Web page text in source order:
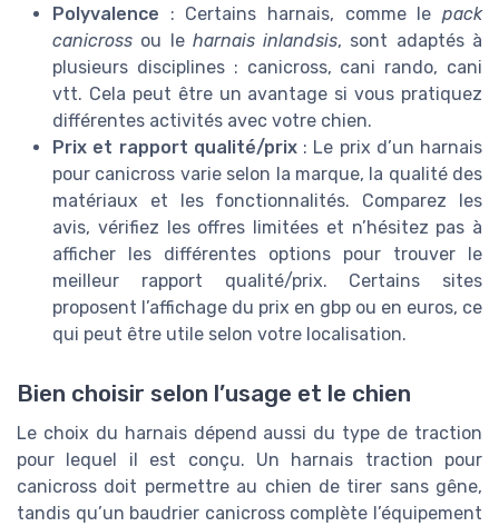
Polyvalence : Certains harnais, comme le pack
canicross ou le harnais inlandsis, sont adaptés à
plusieurs disciplines : canicross, cani rando, cani
vtt. Cela peut être un avantage si vous pratiquez
différentes activités avec votre chien.
Prix et rapport qualité/prix: Le prix d’un harnais
pour canicross varie selon la marque, la qualité des
matériaux et les fonctionnalités. Comparez les
avis, vérifiez les offres limitées et n’hésitez pas à
afficher les différentes options pour trouver le
meilleur rapport qualité/prix. Certains sites
proposent l’affichage du prix en gbp ou en euros, ce
qui peut être utile selon votre localisation.
Bien choisir selon l’usage et le chien
Le choix du harnais dépend aussi du type de traction
pour lequel il est conçu. Un harnais traction pour
canicross doit permettre au chien de tirer sans gêne,
tandis qu’un baudrier canicross complète l’équipement